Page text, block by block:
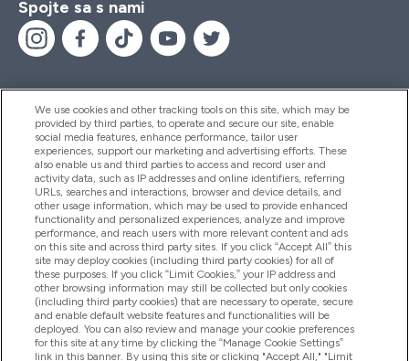
Spojte sa s nami
Pomoc & Informácie
Produkty
Informácie O Spoločnosti
Vernosť & Odmeny
We use cookies and other tracking tools on this site, which may be
provided by third parties, to operate and secure our site, enable
social media features, enhance performance, tailor user
experiences, support our marketing and advertising efforts. These
also enable us and third parties to access and record user and
activity data, such as IP addresses and online identifiers, referring
URLs, searches and interactions, browser and device details, and
other usage information, which may be used to provide enhanced
functionality and personalized experiences, analyze and improve
performance, and reach users with more relevant content and ads
on this site and across third party sites. If you click “Accept All” this
site may deploy cookies (including third party cookies) for all of
these purposes. If you click “Limit Cookies,” your IP address and
other browsing information may still be collected but only cookies
(including third party cookies) that are necessary to operate, secure
and enable default website features and functionalities will be
deployed. You can also review and manage your cookie preferences
for this site at any time by clicking the “Manage Cookie Settings”
link in this banner. By using this site or clicking "Accept All," "Limit